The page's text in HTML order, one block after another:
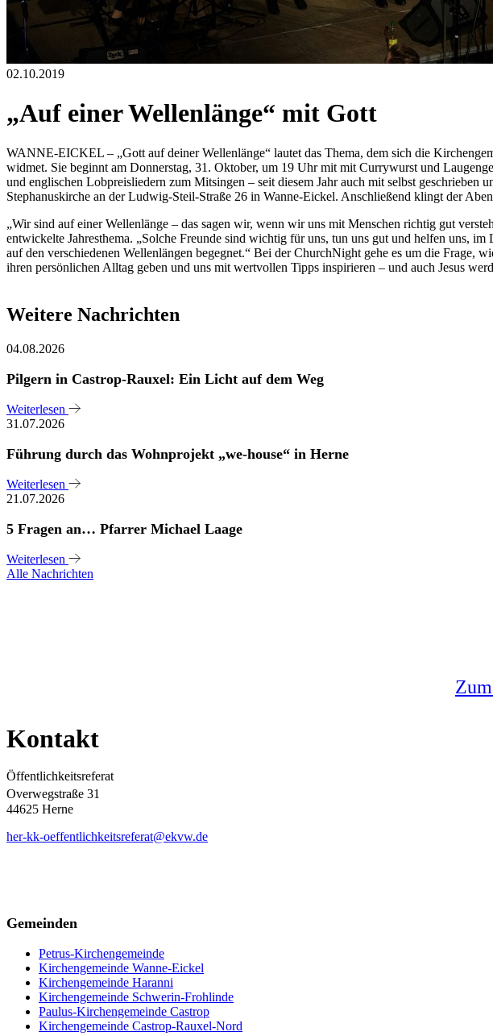
02.10.2019
„Auf einer Wellenlänge“ mit Gott
WANNE-EICKEL – „Gott auf deiner Wellenlänge“ lautet das Thema, dem sich die
widmet. Sie beginnt am Donnerstag, 31. Oktober, um 19 Uhr mit mit Currywurst und
und englischen Lobpreisliedern zum Mitsingen – seit diesem Jahr auch mit selbst
Stephanuskirche an der Ludwig-Steil-Straße 26 in Wanne-Eickel. Anschließend klingt der
„Wir sind auf einer Wellenlänge – das sagen wir, wenn wir uns mit Menschen richtig gut
entwickelte Jahresthema. „Solche Freunde sind wichtig für uns, tun uns gut und helfen uns,
auf den verschiedenen Wellenlängen begegnet.“ Bei der ChurchNight gehe es um die Frage,
ihren persönlichen Alltag geben und uns mit wertvollen Tipps inspirieren – und auch Jesus
Weitere Nachrichten
04.08.2026
Pilgern in Castrop-Rauxel: Ein Licht auf dem Weg
Weiterlesen
31.07.2026
Führung durch das Wohnprojekt „we-house“ in Herne
Weiterlesen
21.07.2026
5 Fragen an… Pfarrer Michael Laage
Weiterlesen
Alle Nachrichten
Kontakt
Öffentlichkeitsreferat
Overwegstraße 31
44625 Herne
her-kk-oeffentlichkeitsreferat@ekvw.de
Gemeinden
Petrus-Kirchengemeinde
Kirchengemeinde Wanne-Eickel
Kirchengemeinde Haranni
Kirchengemeinde Schwerin-Frohlinde
Paulus-Kirchengemeinde Castrop
Kirchengemeinde Castrop-Rauxel-Nord